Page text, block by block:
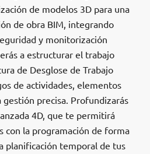
de modelos 3D para una
de obra BIM, integrando
y monitorización
a estructurar el trabajo
de Desglose de Trabajo
de actividades, elementos
gestión precisa. Profundizarás
4D, que te permitirá
con la programación de forma
planificación temporal de tus